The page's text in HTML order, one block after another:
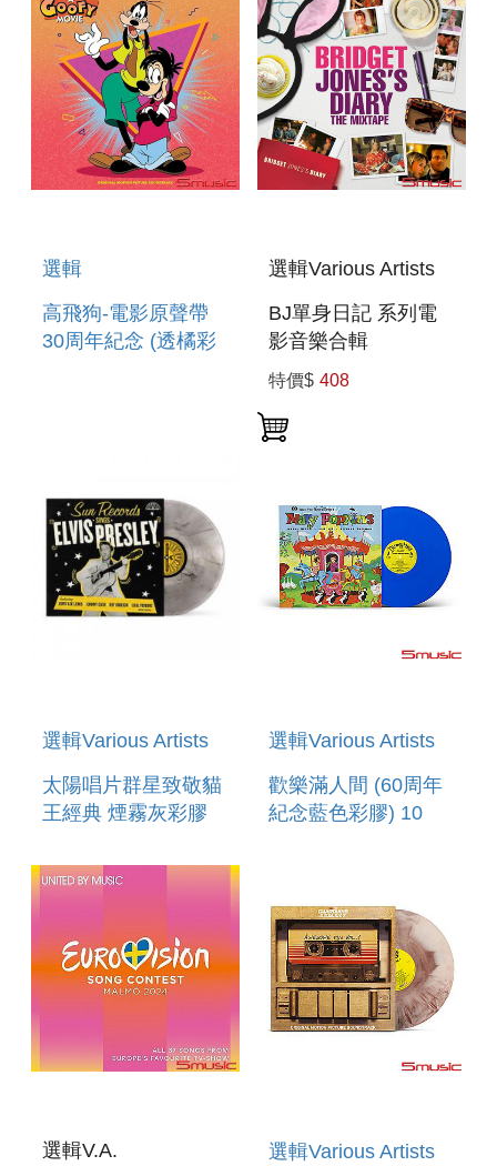
THE MIXTAPE 2LP
選輯
高飛狗-電影原聲帶
30周年紀念 (透橘彩
選輯Various Artists
BJ單身日記 系列電
影音樂合輯
BRIDGET JONES S
DIARY: THE
MIXTAPE
特價$ 408
選輯Various Artists
太陽唱片群星致敬貓
王經典 煙霧灰彩膠
SINGS ELVIS
PRESLEY
選輯Various Artists
歡樂滿人間 (60周年
紀念藍色彩膠) 10
選輯V.A. 選輯Various Artists